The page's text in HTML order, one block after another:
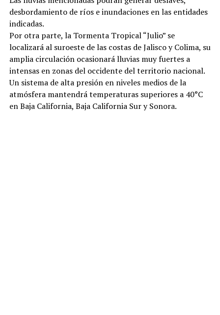
desbordamiento de ríos e inundaciones en las entidades
indicadas.
Por otra parte, la Tormenta Tropical “Julio” se
localizará al suroeste de las costas de Jalisco y Colima, su
amplia circulación ocasionará lluvias muy fuertes a
intensas en zonas del occidente del territorio nacional.
Un sistema de alta presión en niveles medios de la
atmósfera mantendrá temperaturas superiores a 40°C
en Baja California, Baja California Sur y Sonora.